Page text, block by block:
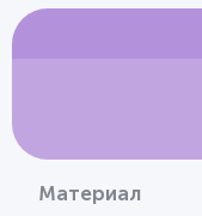
Материал